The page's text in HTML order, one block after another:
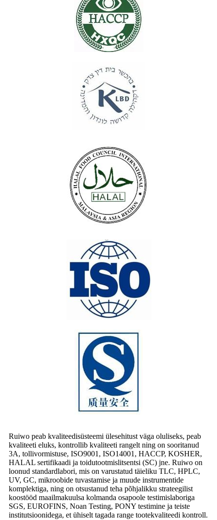
Ruiwo peab kvaliteedisüsteemi ülesehitust väga oluliseks, peab
kvaliteeti eluks, kontrollib kvaliteeti rangelt ning on sooritanud
3A, tollivormistuse, ISO9001, ISO14001, HACCP, KOSHER,
HALAL sertifikaadi ja toidutootmislitsentsi (SC) jne. Ruiwo on
loonud standardlabori, mis on varustatud täieliku TLC, HPLC,
UV, GC, mikroobide tuvastamise ja muude instrumentide
komplektiga, ning on otsustanud teha põhjalikku strateegilist
koostööd maailmakuulsa kolmanda osapoole testimislaboriga
SGS, EUROFINS, Noan Testing, PONY testimine ja teiste
institutsioonidega, et ühiselt tagada range tootekvaliteedi kontroll.